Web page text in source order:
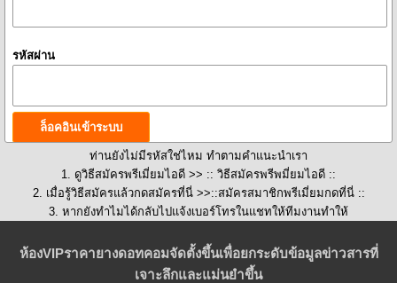
รหัสผ่าน
ท่านยังไม่มีรหัสใช่ไหม ทำตามคำแนะนำเรา
1. ดูวิธีสมัครพรีเมี่ยมไอดี >> :: วิธีสมัครพรีพมี่ยมไอดี ::
2. เมื่อรู้วิธีสมัครแล้วกดสมัครที่นี่ >>::สมัครสมาชิกพรีเมี่ยมกดที่นี่ ::
3. หากยังทำไมได้กลับไปแจ้งเบอร์โทรในแชทให้ทีมงานทำให้
ห้องVIPราคายางดอทคอมจัดตั้งขึ้นเพื่อยกระดับข้อมูลข่าวสารที่
เจาะลึกและแม่นยำขึ้น